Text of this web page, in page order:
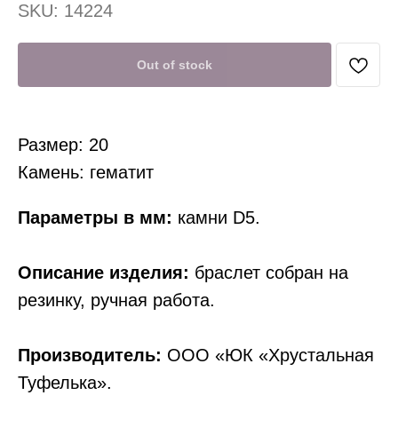
SKU: 14224
Out of stock
Параметры в мм: камни D5.
Описание изделия: браслет собран на
резинку, ручная работа.
Производитель: ООО «ЮК «Хрустальная
Туфелька».
Размер: 20
Камень: гематит